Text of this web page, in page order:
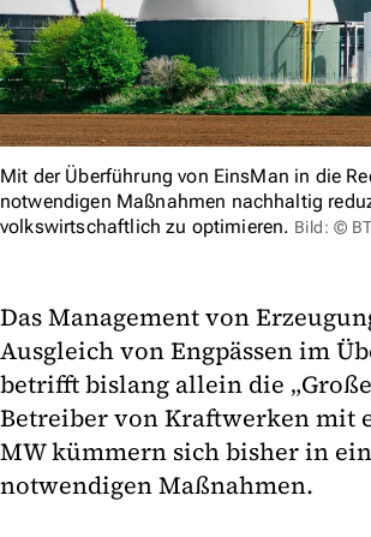
Mit der Überführung von EinsMan in die
notwendigen Maßnahmen nachhaltig
volkswirtschaftlich zu optimieren. Bild: ©
Das Management von
Ausgleich von Engpässen im
betrifft bislang allein die
Betreiber von Kraftwerken mit
MW kümmern sich bisher in
notwendigen Maßnahmen.